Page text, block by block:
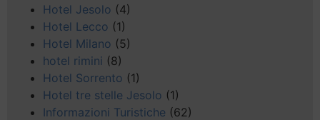
Hotel Jesolo (4)
Hotel Lecco (1)
Hotel Milano (5)
hotel rimini (8)
Hotel Sorrento (1)
Hotel tre stelle Jesolo (1)
Informazioni Turistiche (62)